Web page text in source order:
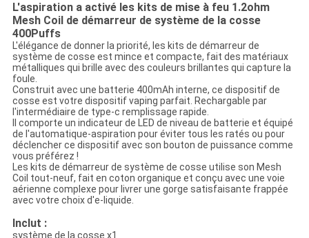
L'aspiration a activé les kits de mise à feu 1.2ohm
Mesh Coil de démarreur de système de la cosse
400Puffs
L'élégance de donner la priorité, les kits de démarreur de
système de cosse est mince et compacte, fait des matériaux
métalliques qui brille avec des couleurs brillantes qui capture la
foule.
Construit avec une batterie 400mAh interne, ce dispositif de
cosse est votre dispositif vaping parfait. Rechargable par
l'intermédiaire de type-c remplissage rapide.
Il comporte un indicateur de LED de niveau de batterie et équipé
de l'automatique-aspiration pour éviter tous les ratés ou pour
déclencher ce dispositif avec son bouton de puissance comme
vous préférez !
Les kits de démarreur de système de cosse utilise son Mesh
Coil tout-neuf, fait en coton organique et conçu avec une voie
aérienne complexe pour livrer une gorge satisfaisante frappée
avec votre choix d'e-liquide.
Inclut :
système de la cosse x1